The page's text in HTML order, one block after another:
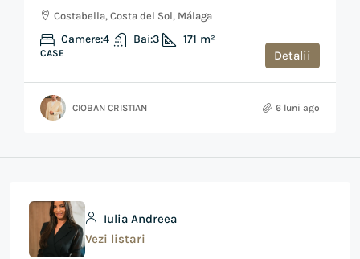
Costabella, Costa del Sol, Málaga
Camere:4 Bai:3 171 m²
CASE Detalii
CIOBAN CRISTIAN 6 luni ago
Iulia Andreea
Vezi listari